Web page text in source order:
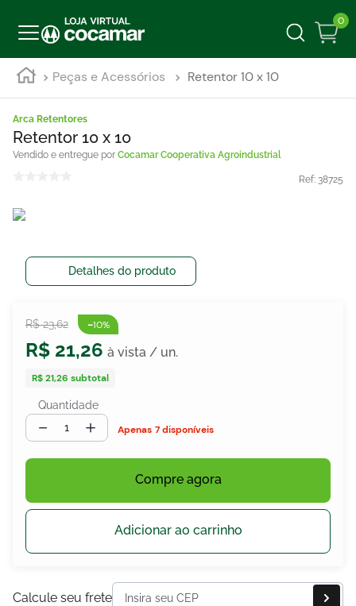
0
Peças e Acessórios Retentor 10 x 10
Arca Retentores
Retentor 10 x 10
Cocamar Cooperativa Agroindustrial
Ref: 38725
Detalhes do produto
R$ 23,62 -10%
R$ 21,26
R$ 21,26 subtotal
Quantidade
＋
－ 7 disponíveis
Compre agora
Adicionar ao carrinho
Calcule seu frete